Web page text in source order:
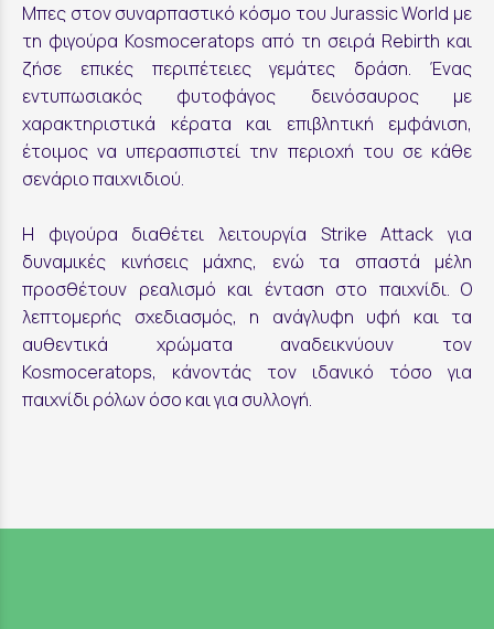
Μπες στον συναρπαστικό κόσμο του Jurassic World με
τη φιγούρα Kosmoceratops από τη σειρά Rebirth και
ζήσε επικές περιπέτειες γεμάτες δράση. Ένας
εντυπωσιακός φυτοφάγος δεινόσαυρος με
χαρακτηριστικά κέρατα και επιβλητική εμφάνιση,
έτοιμος να υπερασπιστεί την περιοχή του σε κάθε
σενάριο παιχνιδιού.
Η φιγούρα διαθέτει λειτουργία Strike Attack για
δυναμικές κινήσεις μάχης, ενώ τα σπαστά μέλη
προσθέτουν ρεαλισμό και ένταση στο παιχνίδι. Ο
λεπτομερής σχεδιασμός, η ανάγλυφη υφή και τα
αυθεντικά χρώματα αναδεικνύουν τον
Kosmoceratops, κάνοντάς τον ιδανικό τόσο για
παιχνίδι ρόλων όσο και για συλλογή.